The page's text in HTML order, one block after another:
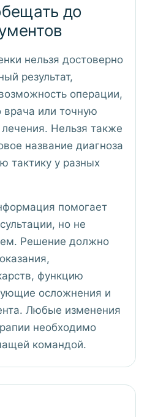
до
нельзя достоверно
результат,
операции,
врача или точную
Нельзя также
название диагноза
тактику у разных
помогает
но не
Решение должно
функцию
осложнения и
Любые изменения
необходимо
командой.